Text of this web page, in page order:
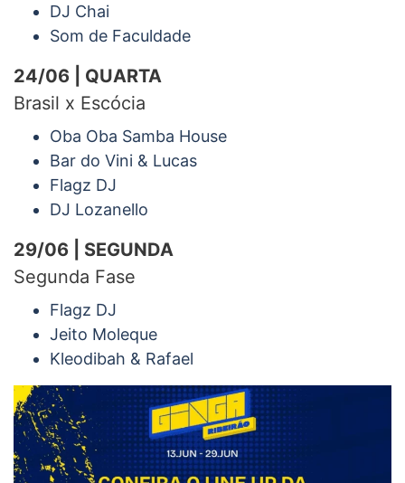
DJ Chai
Som de Faculdade
24/06 | QUARTA
Brasil x Escócia
Oba Oba Samba House
Bar do Vini & Lucas
Flagz DJ
DJ Lozanello
29/06 | SEGUNDA
Segunda Fase
Flagz DJ
Jeito Moleque
Kleodibah & Rafael